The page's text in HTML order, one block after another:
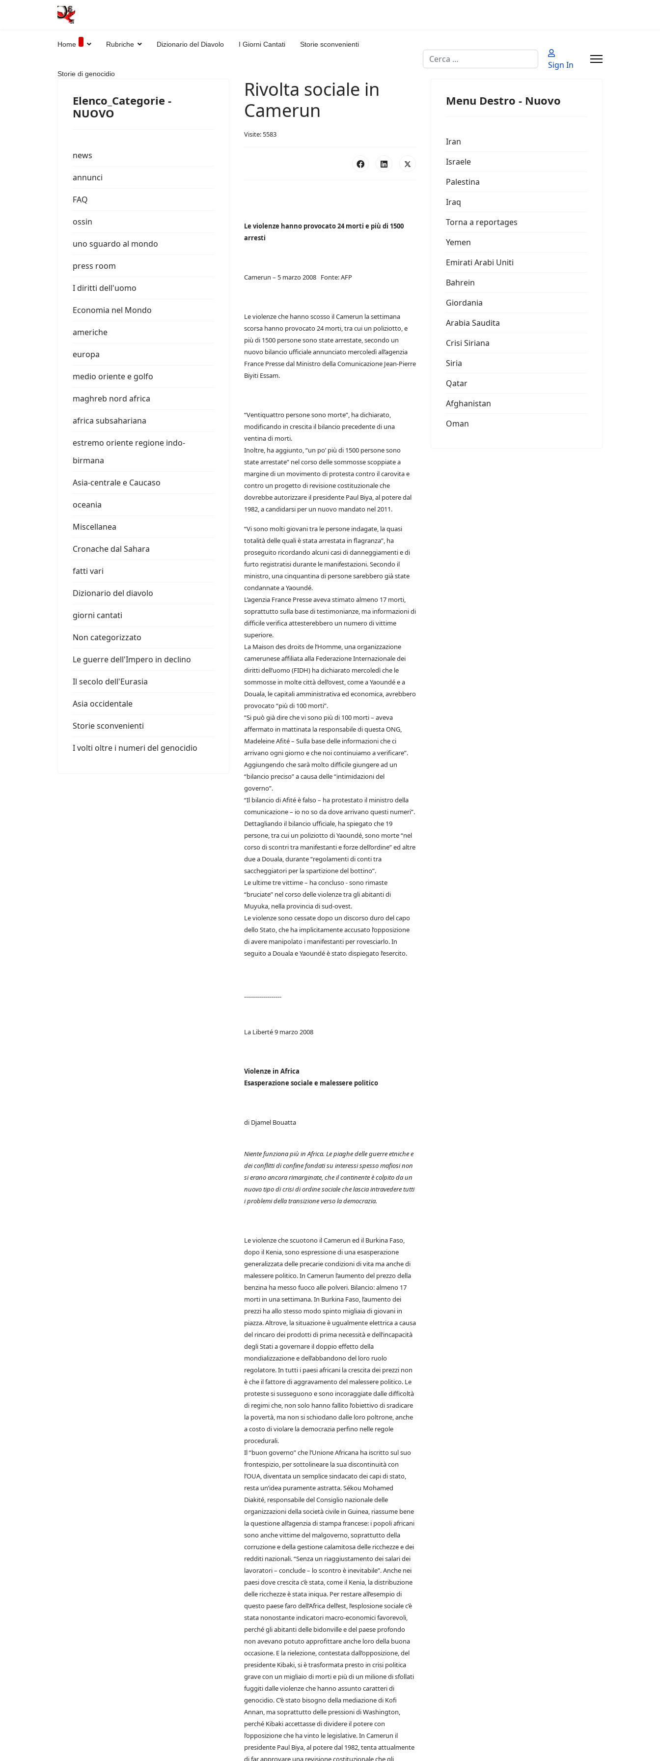
Home Rubriche Dizionario del Diavolo I Giorni Cantati Storie sconvenienti
Storie di genocidio
Cerca
Sign In
Elenco_Categorie -
NUOVO
news
annunci
FAQ
ossin
uno sguardo al mondo
press room
I diritti dell'uomo
Economia nel Mondo
americhe
europa
medio oriente e golfo
maghreb nord africa
africa subsahariana
estremo oriente regione indo-
birmana
Asia-centrale e Caucaso
oceania
Miscellanea
Cronache dal Sahara
fatti vari
Dizionario del diavolo
giorni cantati
Non categorizzato
Le guerre dell'Impero in declino
Il secolo dell'Eurasia
Asia occidentale
Storie sconvenienti
I volti oltre i numeri del genocidio
Rivolta sociale in
Camerun
Visite: 5583
Le violenze hanno provocato 24 morti e più di 1500
arresti
Camerun – 5 marzo 2008 Fonte: AFP
Le violenze che hanno scosso il Camerun la settimana
scorsa hanno provocato 24 morti, tra cui un poliziotto, e
più di 1500 persone sono state arrestate, secondo un
nuovo bilancio ufficiale annunciato mercoledì all’agenzia
France Presse dal Ministro della Comunicazione Jean-Pierre
Biyiti Essam.
“Ventiquattro persone sono morte”, ha dichiarato,
modificando in crescita il bilancio precedente di una
ventina di morti.
Inoltre, ha aggiunto, “un po’ più di 1500 persone sono
state arrestate” nel corso delle sommosse scoppiate a
margine di un movimento di protesta contro il carovita e
contro un progetto di revisione costituzionale che
dovrebbe autorizzare il presidente Paul Biya, al potere dal
1982, a candidarsi per un nuovo mandato nel 2011.
“Vi sono molti giovani tra le persone indagate, la quasi
totalità delle quali è stata arrestata in flagranza”, ha
proseguito ricordando alcuni casi di danneggiamenti e di
furto registratisi durante le manifestazioni. Secondo il
ministro, una cinquantina di persone sarebbero già state
condannate a Yaoundé.
L’agenzia France Presse aveva stimato almeno 17 morti,
soprattutto sulla base di testimonianze, ma informazioni di
difficile verifica attesterebbero un numero di vittime
superiore.
La Maison des droits de l’Homme, una organizzazione
camerunese affiliata alla Federazione Internazionale dei
diritti dell’uomo (FIDH) ha dichiarato mercoledì che le
sommosse in molte città dell’ovest, come a Yaoundé e a
Douala, le capitali amministrativa ed economica, avrebbero
provocato “più di 100 morti”.
“Si può già dire che vi sono più di 100 morti – aveva
affermato in mattinata la responsabile di questa ONG,
Madeleine Afité – Sulla base delle informazioni che ci
arrivano ogni giorno e che noi continuiamo a verificare”.
Aggiungendo che sarà molto difficile giungere ad un
“bilancio preciso” a causa delle “intimidazioni del
governo”.
“Il bilancio di Afité è falso – ha protestato il ministro della
comunicazione – io no so da dove arrivano questi numeri”.
Dettagliando il bilancio ufficiale, ha spiegato che 19
persone, tra cui un poliziotto di Yaoundé, sono morte “nel
corso di scontri tra manifestanti e forze dell’ordine” ed altre
due a Douala, durante “regolamenti di conti tra
saccheggiatori per la spartizione del bottino”.
Le ultime tre vittime – ha concluso - sono rimaste
“bruciate” nel corso delle violenze tra gli abitanti di
Muyuka, nella provincia di sud-ovest.
Le violenze sono cessate dopo un discorso duro del capo
dello Stato, che ha implicitamente accusato l’opposizione
di avere manipolato i manifestanti per rovesciarlo. In
seguito a Douala e Yaoundé è stato dispiegato l’esercito.
-------------------
La Liberté 9 marzo 2008
Violenze in Africa
Esasperazione sociale e malessere politico
di Djamel Bouatta
Niente funziona più in Africa. Le piaghe delle guerre etniche e
dei conflitti di confine fondati su interessi spesso mafiosi non
si erano ancora rimarginate, che il continente è colpito da un
nuovo tipo di crisi di ordine sociale che lascia intravedere tutti
i problemi della transizione verso la democrazia.
Le violenze che scuotono il Camerun ed il Burkina Faso,
dopo il Kenia, sono espressione di una esasperazione
generalizzata delle precarie condizioni di vita ma anche di
malessere politico. In Camerun l’aumento del prezzo della
benzina ha messo fuoco alle polveri. Bilancio: almeno 17
morti in una settimana. In Burkina Faso, l’aumento dei
prezzi ha allo stesso modo spinto migliaia di giovani in
piazza. Altrove, la situazione è ugualmente elettrica a causa
del rincaro dei prodotti di prima necessità e dell’incapacità
degli Stati a governare il doppio effetto della
mondializzazione e dell’abbandono del loro ruolo
regolatore. In tutti i paesi africani la crescita dei prezzi non
è che il fattore di aggravamento del malessere politico. Le
proteste si susseguono e sono incoraggiate dalle difficoltà
di regimi che, non solo hanno fallito l’obiettivo di sradicare
la povertà, ma non si schiodano dalle loro poltrone, anche
a costo di violare la democrazia perfino nelle regole
procedurali.
Il “buon governo” che l’Unione Africana ha iscritto sul suo
frontespizio, per sottolineare la sua discontinuità con
l’OUA, diventata un semplice sindacato dei capi di stato,
resta un’idea puramente astratta. Sékou Mohamed
Diakité, responsabile del Consiglio nazionale delle
organizzazioni della società civile in Guinea, riassume bene
la questione all’agenzia di stampa francese: i popoli africani
sono anche vittime del malgoverno, soprattutto della
corruzione e della gestione calamitosa delle ricchezze e dei
redditi nazionali. “Senza un riaggiustamento dei salari dei
lavoratori – conclude – lo scontro è inevitabile”. Anche nei
paesi dove crescita c’è stata, come il Kenia, la distribuzione
delle ricchezze è stata iniqua. Per restare all’esempio di
questo paese faro dell’Africa dell’est, l’esplosione sociale c’è
stata nonostante indicatori macro-economici favorevoli,
perché gli abitanti delle bidonville e del paese profondo
non avevano potuto approfittare anche loro della buona
occasione. E la rielezione, contestata dall’opposizione, del
presidente Kibaki, si è trasformata presto in crisi politica
grave con un migliaio di morti e più di un milione di sfollati
fuggiti dalle violenze che hanno assunto caratteri di
genocidio. C’è stato bisogno della mediazione di Kofi
Annan, ma soprattutto delle pressioni di Washington,
perché Kibaki accettasse di dividere il potere con
l’opposizione che ha vinto le legislative. In Camerun il
presidente Paul Biya, al potere dal 1982, tenta attualmente
di far approvare una revisione costituzionale che gli
Menu Destro - Nuovo
Iran
Israele
Palestina
Iraq
Torna a reportages
Yemen
Emirati Arabi Uniti
Bahrein
Giordania
Arabia Saudita
Crisi Siriana
Siria
Qatar
Afghanistan
Oman